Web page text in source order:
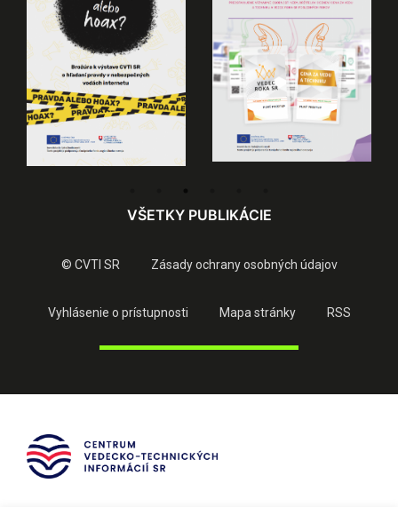
VŠETKY PUBLIKÁCIE
© CVTI SR Zásady ochrany osobných údajov
Vyhlásenie o prístupnosti Mapa stránky RSS